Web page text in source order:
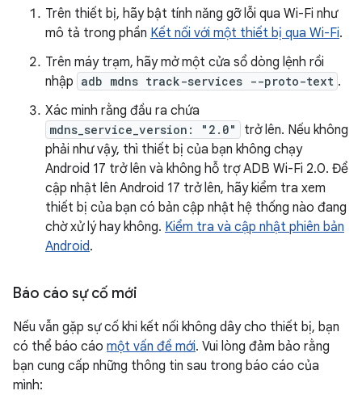
Trên thiết bị, hãy bật tính năng gỡ lỗi qua Wi-Fi như
mô tả trong phần Kết nối với một thiết bị qua Wi-Fi.
Trên máy trạm, hãy mở một cửa sổ dòng lệnh rồi
nhập adb mdns track-services --proto-text .
Xác minh rằng đầu ra chứa
mdns_service_version: "2.0"
trở lên. Nếu không
phải như vậy, thì thiết bị của bạn không chạy
Android 17 trở lên và không hỗ trợ ADB Wi-Fi 2.0. Để
cập nhật lên Android 17 trở lên, hãy kiểm tra xem
thiết bị của bạn có bản cập nhật hệ thống nào đang
chờ xử lý hay không. Kiểm tra và cập nhật phiên bản
Android.
Báo cáo sự cố mới
Nếu vẫn gặp sự cố khi kết nối không dây cho thiết bị, bạn
có thể báo cáo một vấn đề mới. Vui lòng đảm bảo rằng
bạn cung cấp những thông tin sau trong báo cáo của
mình: